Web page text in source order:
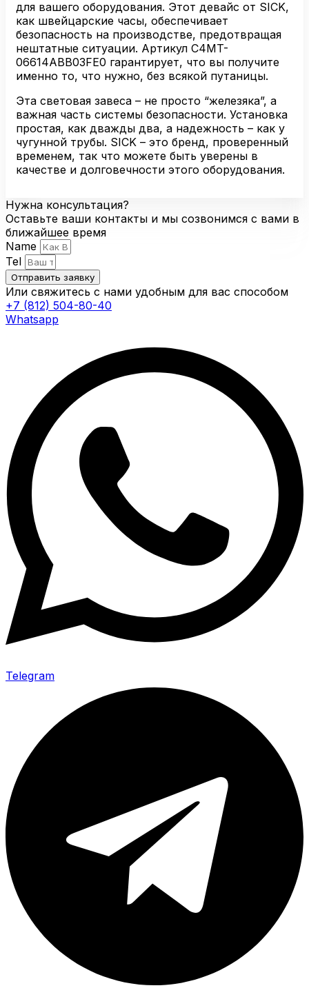
для вашего оборудования. Этот девайс от SICK,
как швейцарские часы, обеспечивает
безопасность на производстве, предотвращая
нештатные ситуации. Артикул C4MT-
06614ABB03FE0 гарантирует, что вы получите
именно то, что нужно, без всякой путаницы.
Эта световая завеса – не просто “железяка”, а
важная часть системы безопасности. Установка
простая, как дважды два, а надежность – как у
чугунной трубы. SICK – это бренд, проверенный
временем, так что можете быть уверены в
качестве и долговечности этого оборудования.
Нужна консультация?
Оставьте ваши контакты и мы созвонимся с вами в
ближайшее время
Name
Tel
Отправить заявку
Или свяжитесь с нами удобным для вас способом
+7 (812) 504-80-40
Whatsapp
Telegram